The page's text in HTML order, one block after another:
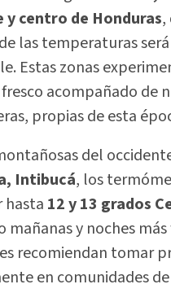
y centro de Honduras,
las temperaturas
Estas zonas
acompañado de
propias de esta
del
Intibucá, los
hasta 12 y 13 grados
mañanas y noches más
recomiendan tomar
en comunidades